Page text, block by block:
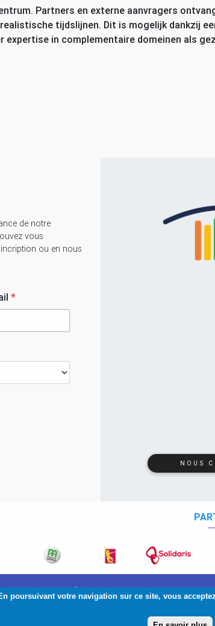
poursuivant votre navigation sur ce site, vous
Partners en externe aanvragers
tijdslijnen. Dit is mogelijk dankzij
expertise in complementaire domeinen als
de notre
vous
ou en nous
*
NOUS
© 2026 Copyright:AIM-IMA|